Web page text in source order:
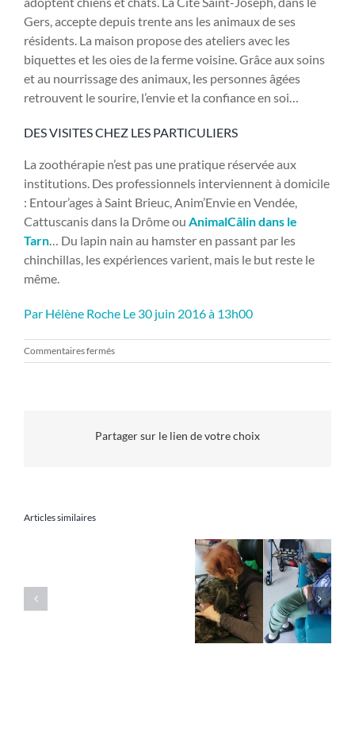
Gers, accepte depuis trente ans les animaux de ses
résidents. La maison propose des ateliers avec les
biquettes et les oies de la ferme voisine. Grâce aux soins
et au nourrissage des animaux, les personnes âgées
retrouvent le sourire, l’envie et la confiance en soi…
DES VISITES CHEZ LES PARTICULIERS
La zoothérapie n’est pas une pratique réservée aux
institutions. Des professionnels interviennent à domicile
: Entour’ages à Saint Brieuc, Anim’Envie en Vendée,
Cattuscanis dans la Drôme ou AnimalCâlin dans le
Tarn… Du lapin nain au hamster en passant par les
chinchillas, les expériences varient, mais le but reste le
même.
Par Hélène Roche Le 30 juin 2016 à 13h00
Commentaires ferméssur
Des
Partager sur le lien de votre choix
Articles similaires